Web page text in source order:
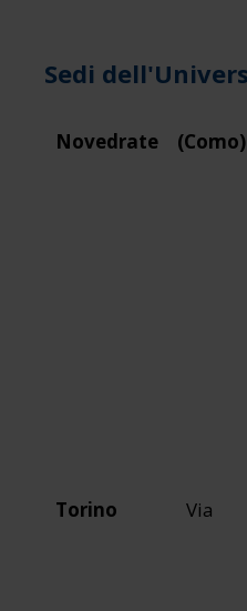
Sedi
Novedrate (Como)
Torino